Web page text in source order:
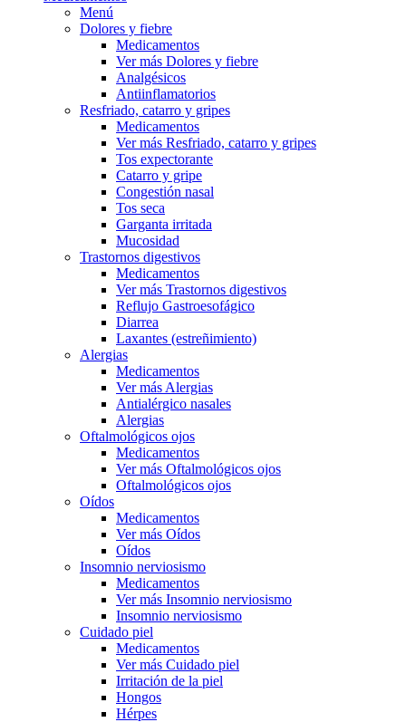
Menú
Dolores y fiebre
Medicamentos
Ver más Dolores y fiebre
Analgésicos
Antiinflamatorios
Resfriado, catarro y gripes
Medicamentos
Ver más Resfriado, catarro y gripes
Tos expectorante
Catarro y gripe
Congestión nasal
Tos seca
Garganta irritada
Mucosidad
Trastornos digestivos
Medicamentos
Ver más Trastornos digestivos
Reflujo Gastroesofágico
Diarrea
Laxantes (estreñimiento)
Alergias
Medicamentos
Ver más Alergias
Antialérgico nasales
Alergias
Oftalmológicos ojos
Medicamentos
Ver más Oftalmológicos ojos
Oftalmológicos ojos
Oídos
Medicamentos
Ver más Oídos
Oídos
Insomnio nerviosismo
Medicamentos
Ver más Insomnio nerviosismo
Insomnio nerviosismo
Cuidado piel
Medicamentos
Ver más Cuidado piel
Irritación de la piel
Hongos
Hérpes